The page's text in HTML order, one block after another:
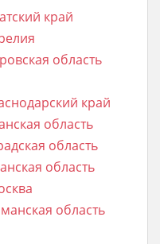
край
область
край
область
область
область
область